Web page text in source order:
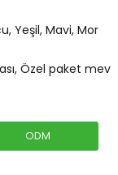
Yeşil, Mavi, Mor
Özel paket mev
ODM